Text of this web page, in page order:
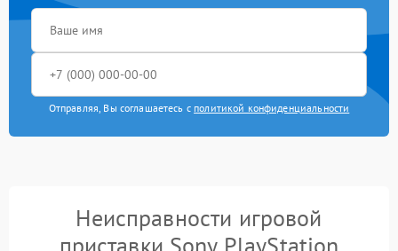
Отправляя, Вы соглашаетесь с политикой конфиденциальности
Неисправности игровой